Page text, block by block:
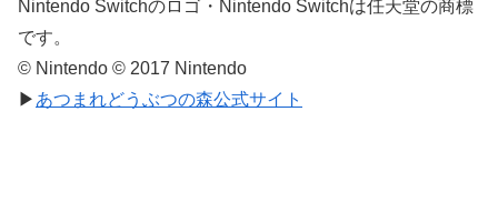
Nintendo Switchのロゴ・Nintendo Switchは任天堂の商標
です。
© Nintendo © 2017 Nintendo
▶ あつまれどうぶつの森公式サイト